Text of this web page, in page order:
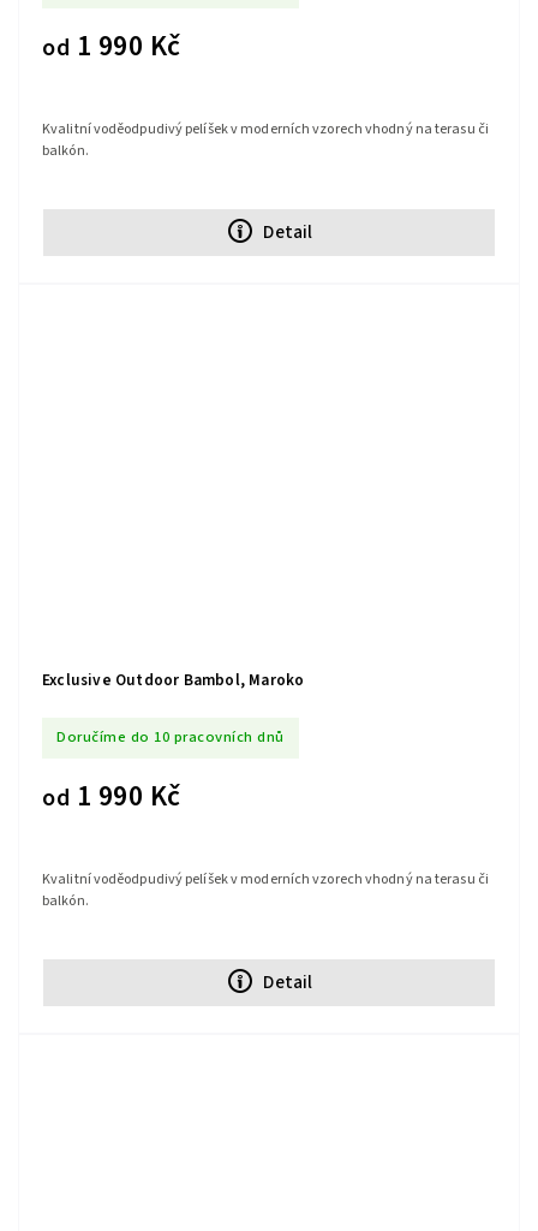
od 1 990 Kč
Detail
Kvalitní voděodpudivý pelíšek v moderních vzorech vhodný na terasu či
balkón.
Exclusive Outdoor Bambol, Maroko
Doručíme do 10 pracovních dnů
od 1 990 Kč
Detail
Kvalitní voděodpudivý pelíšek v moderních vzorech vhodný na terasu či
balkón.